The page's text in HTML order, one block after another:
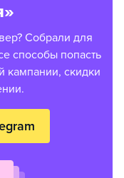
Собрали для
способы попасть
кампании, скидки